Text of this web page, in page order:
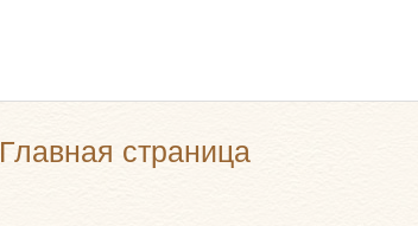
Главная страница